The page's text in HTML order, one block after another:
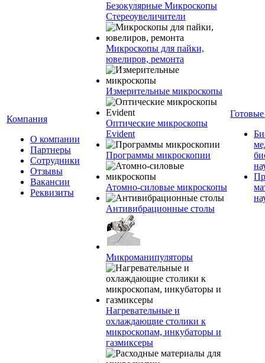
Компания
О компании
Партнеры
Сотрудники
Отзывы
Вакансии
Реквизиты
Безокулярные Микроскопы
Стереоувеличители
Микроскопы для пайки,
ювелиров, ремонта
Измерительные микроскопы
Оптические микроскопы
Evident
Программы микроскопии
Атомно-силовые микроскопы
Антивибрационные столы
Микроманипуляторы
Нагревательные и
охлаждающие столики к
микроскопам, инкубаторы и
газмиксеры